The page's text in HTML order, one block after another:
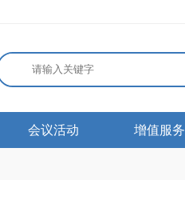
会议活动 增值服务